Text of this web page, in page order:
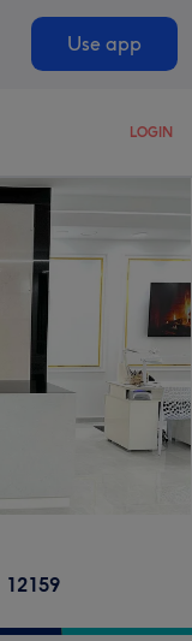
Use app
LOGIN
12159